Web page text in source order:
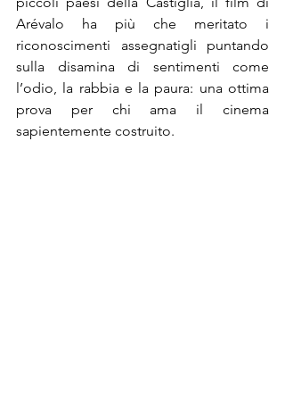
Arévalo ha più che meritato i
riconoscimenti assegnatigli puntando
sulla disamina di sentimenti come
l’odio, la rabbia e la paura: una ottima
prova per chi ama il cinema
sapientemente costruito.